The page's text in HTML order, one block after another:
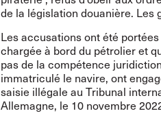
de la législation douanière. Les
Les accusations ont été
chargée à bord du pétrolier et
pas de la compétence
immatriculé le navire, ont
saisie illégale au Tribunal
Allemagne, le 10 novembre